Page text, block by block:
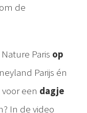
de
Paris op
Parijs én
een dagje
In de video